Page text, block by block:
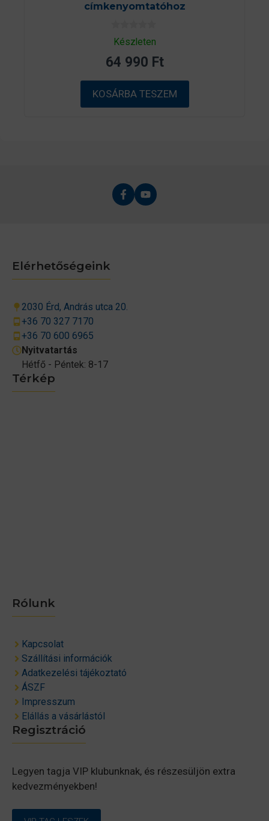
címkenyomtatóhoz
0
a
5
b
ő
l
Készleten
64 990 Ft
KOSÁRBA TESZEM
Térkép
Rólunk
Kapcsolat
Szállítási információk
Adatkezelési tájékoztató
ÁSZF
Impresszum
Elállás a vásárlástól
Elérhetőségeink
2030 Érd, András utca 20.
+36 70 327 7170
+36 70 600 6965
Nyitvatartás
Hétfő - Péntek: 8-17
Regisztráció
Legyen tagja VIP klubunknak, és részesüljön extra
kedvezményekben!